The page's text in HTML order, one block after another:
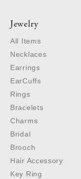
Jewelry
All Items
Necklaces
Earrings
EarCuffs
Rings
Bracelets
Charms
Bridal
Brooch
Hair Accessory
Key Ring